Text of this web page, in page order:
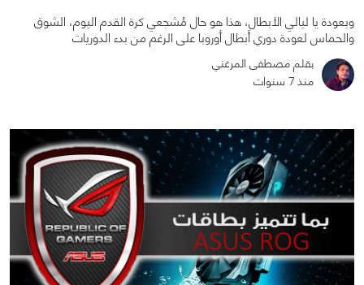
وبعودة يا ليالي الأبطال، هذا هو حال مُشجعي كرة القدم اليوم، الشوق
والحماس لعودة دوري أبطال أوروبا على الرغم من بدء الدوريات
بقلم مصطفى المرغني
منذ 7 سنوات